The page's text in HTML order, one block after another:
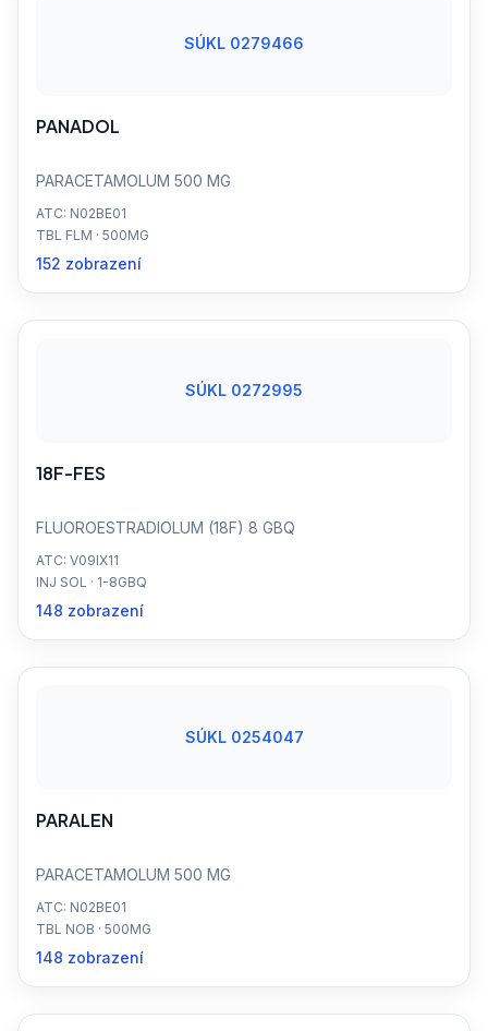
SÚKL 0279466
PANADOL
PARACETAMOLUM 500 MG
ATC: N02BE01
TBL FLM · 500MG
152 zobrazení
SÚKL 0272995
18F-FES
FLUOROESTRADIOLUM (18F) 8 GBQ
ATC: V09IX11
INJ SOL · 1-8GBQ
148 zobrazení
SÚKL 0254047
PARALEN
PARACETAMOLUM 500 MG
ATC: N02BE01
TBL NOB · 500MG
148 zobrazení